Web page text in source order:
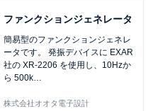
ファンクションジェネレータ
簡易型のファンクションジェネレ
ータです。 発振デバイスに EXAR
社の XR-2206 を使用し、10Hzか
ら 500k…
株式会社オオタ電子設計